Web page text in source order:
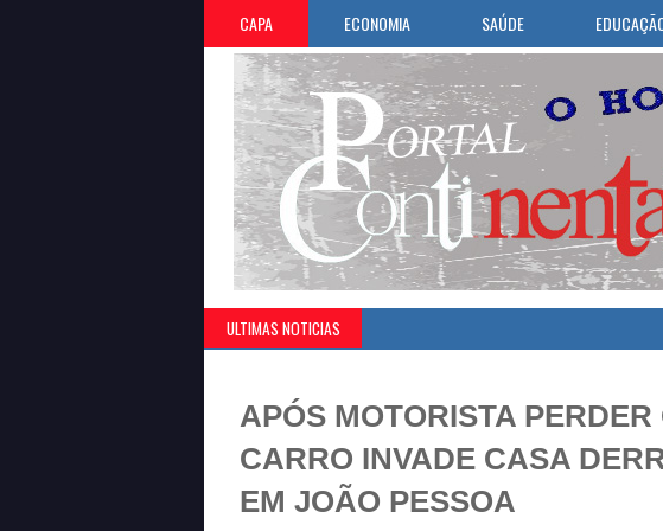
CAPA ECONOMIA SAÚDE
ULTIMAS NOTICIAS
APÓS MOTORISTA
CARRO INVADE CASA
EM JOÃO PESSOA